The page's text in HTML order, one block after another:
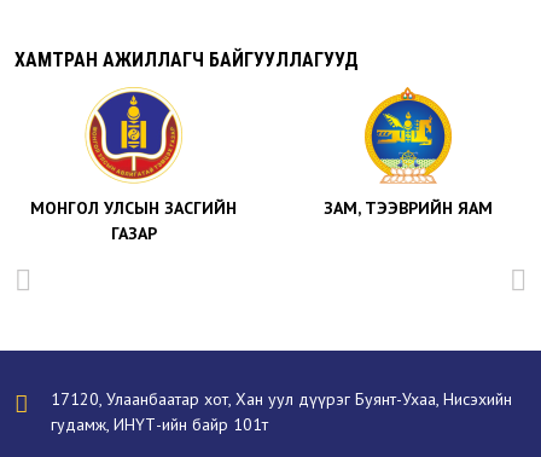
ХАМТРАН АЖИЛЛАГЧ БАЙГУУЛЛАГУУД
МОНГОЛ УЛСЫН ЗАСГИЙН
ГАЗАР
ЗАМ, ТЭЭВРИЙН ЯАМ
17120, Улаанбаатар хот, Хан уул дүүрэг Буянт-Ухаа, Нисэхийн
гудамж, ИНҮТ-ийн байр 101т